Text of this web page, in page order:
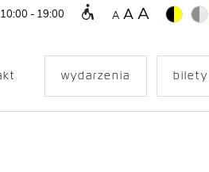
- 19:00 A A A
wydarzenia bilety